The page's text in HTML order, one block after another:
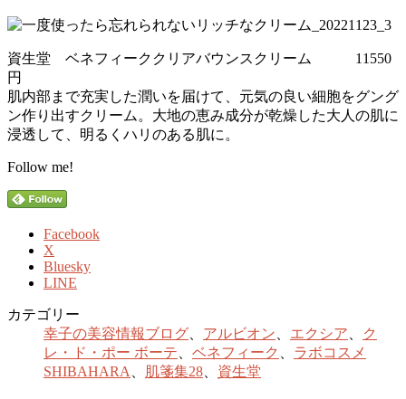
資生堂 ベネフィーククリアバウンスクリーム 11550
円
肌内部まで充実した潤いを届けて、元気の良い細胞をグング
ン作り出すクリーム。大地の恵み成分が乾燥した大人の肌に
浸透して、明るくハリのある肌に。
Follow me!
Facebook
X
Bluesky
LINE
カテゴリー
幸子の美容情報ブログ
アルビオン エクシア
ク
レ・ド・ポー ボーテ
ベネフィーク
ラボコスメ
SHIBAHARA
肌箋集28 資生堂